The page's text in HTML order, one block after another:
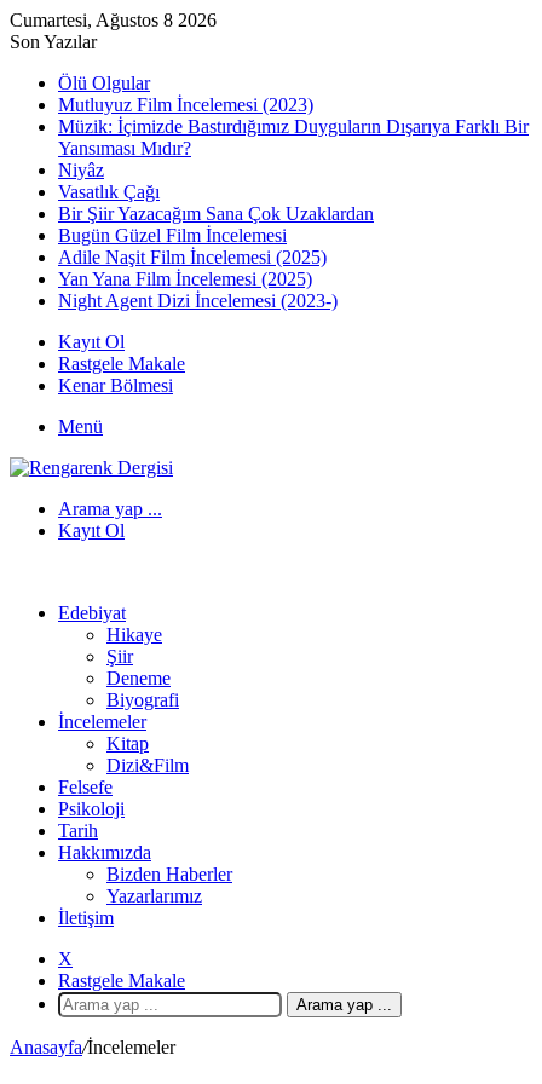
Cumartesi, Ağustos 8 2026
Son Yazılar
Ölü Olgular
Mutluyuz Film İncelemesi (2023)
Müzik: İçimizde Bastırdığımız Duyguların Dışarıya Farklı Bir
Yansıması Mıdır?
Niyâz
Vasatlık Çağı
Bir Şiir Yazacağım Sana Çok Uzaklardan
Bugün Güzel Film İncelemesi
Adile Naşit Film İncelemesi (2025)
Yan Yana Film İncelemesi (2025)
Night Agent Dizi İncelemesi (2023-)
Kayıt Ol
Rastgele Makale
Kenar Bölmesi
Menü
Arama yap ...
Kayıt Ol
Edebiyat
Hikaye
Şiir
Deneme
Biyografi
İncelemeler
Kitap
Dizi&Film
Felsefe
Psikoloji
Tarih
Hakkımızda
Bizden Haberler
Yazarlarımız
İletişim
X
Rastgele Makale
Arama yap ...
Anasayfa/İncelemeler